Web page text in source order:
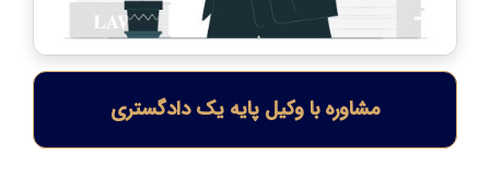
مشاوره با وکیل پایه یک دادگستری